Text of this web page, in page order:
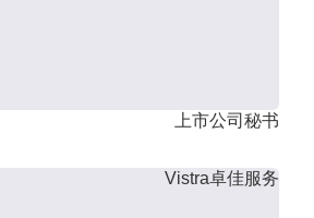
上市公司秘书
Vistra卓佳服务